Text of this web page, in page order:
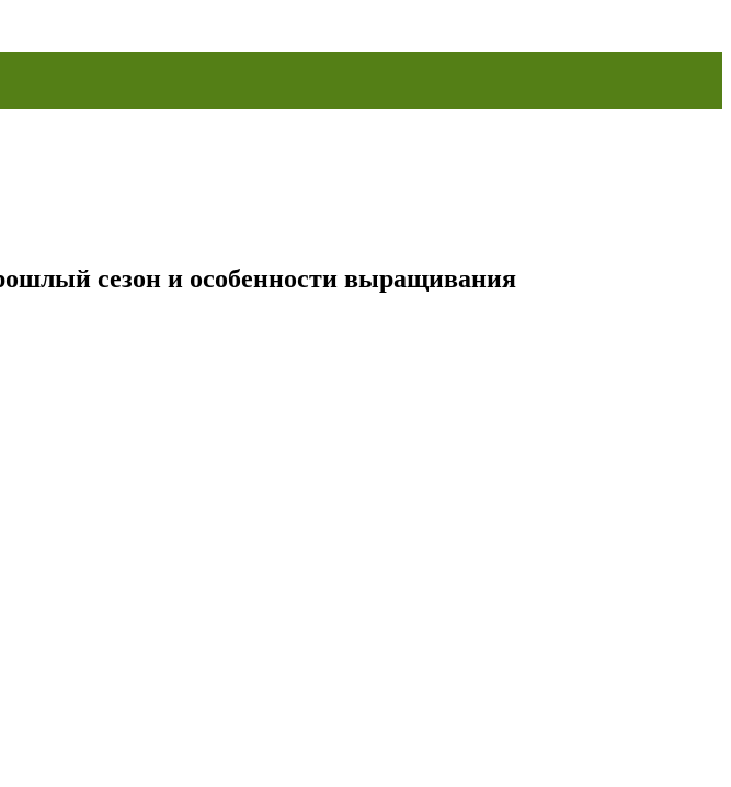
сезон и особенности выращивания